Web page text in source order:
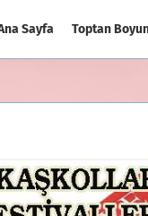
Sayfa Toptan Boyun